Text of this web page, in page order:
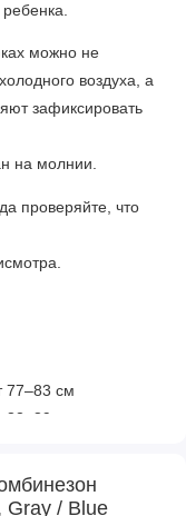
можно не
воздуха, а
зафиксировать
на молнии.
проверяйте, что
77–83 см
см
см
107 см
Gray / Blue